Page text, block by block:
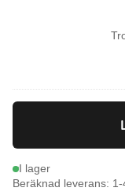
I lager
Beräknad leverans: